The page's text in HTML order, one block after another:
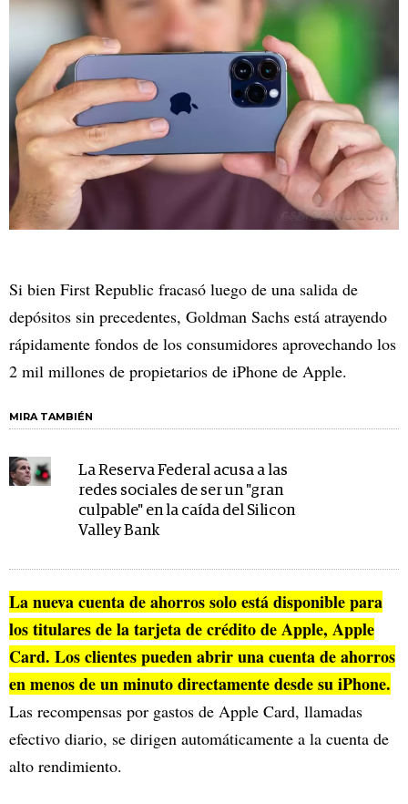
Si bien First Republic fracasó luego de una salida de
depósitos sin precedentes, Goldman Sachs está atrayendo
rápidamente fondos de los consumidores aprovechando los
2 mil millones de propietarios de iPhone de Apple.
MIRA TAMBIÉN
La Reserva Federal acusa a las
redes sociales de ser un "gran
culpable" en la caída del Silicon
Valley Bank
La nueva cuenta de ahorros solo está disponible para
los titulares de la tarjeta de crédito de Apple, Apple
Card. Los clientes pueden abrir una cuenta de ahorros
en menos de un minuto directamente desde su iPhone.
Las recompensas por gastos de Apple Card, llamadas
efectivo diario, se dirigen automáticamente a la cuenta de
alto rendimiento.